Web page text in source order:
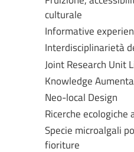
culturale
Informative
Interdisciplinarietà
Joint Research Unit
Knowledge
Neo-local Design
Ricerche
Specie microalgali
fioriture